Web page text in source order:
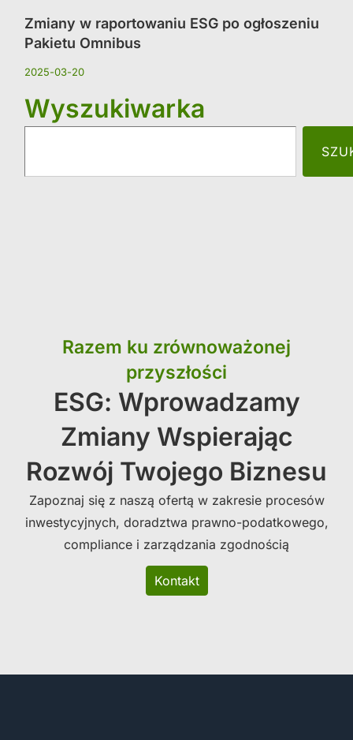
Zmiany w raportowaniu ESG po ogłoszeniu
Pakietu Omnibus
2025-03-20
Wyszukiwarka
Razem ku zrównoważonej
przyszłości
ESG: Wprowadzamy
Zmiany Wspierając
Rozwój Twojego Biznesu
Zapoznaj się z naszą ofertą w zakresie procesów
inwestycyjnych, doradztwa prawno-podatkowego,
compliance i zarządzania zgodnością
Kontakt